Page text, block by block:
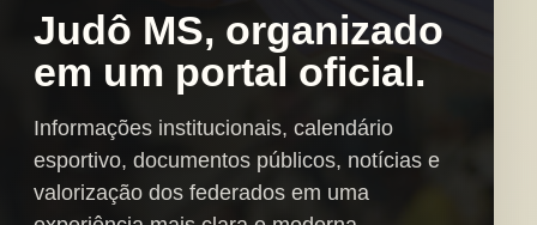
Judô MS, organizado
em um portal oficial.
Informações institucionais, calendário
esportivo, documentos públicos, notícias e
valorização dos federados em uma